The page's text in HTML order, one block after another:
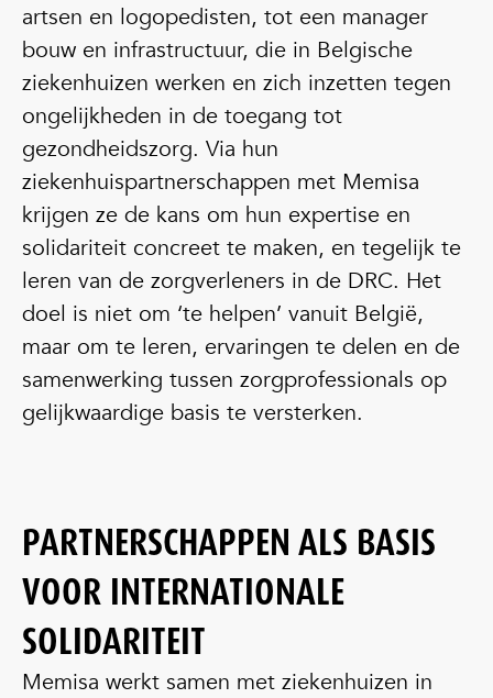
artsen en logopedisten, tot een manager
bouw en infrastructuur, die in Belgische
ziekenhuizen werken en zich inzetten tegen
ongelijkheden in de toegang tot
gezondheidszorg. Via hun
ziekenhuispartnerschappen met Memisa
krijgen ze de kans om hun expertise en
solidariteit concreet te maken, en tegelijk te
leren van de zorgverleners in de DRC. Het
doel is niet om ‘te helpen’ vanuit België,
maar om te leren, ervaringen te delen en de
samenwerking tussen zorgprofessionals op
gelijkwaardige basis te versterken.
PARTNERSCHAPPEN ALS BASIS
VOOR INTERNATIONALE
SOLIDARITEIT
Memisa werkt samen met ziekenhuizen in